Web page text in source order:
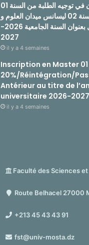
نتائج دراسة الطعون في توجيه الطلبة من السنة 01
ليسانس إلى السنة 02 ليسانس ميدان العلوم و
التكنولوجيا للتسجيل بعنوان السنة الجامعية 2026-
2027
il y a 4 semaines
Inscription en Master 01
20%/Réintégration/
Antérieur au titre de
universitaire 2026-2027
il y a 4 semaines
Faculté des Sciences
Route Belhacel 27000
+213 45 43 43 91
fst@univ-mosta.dz